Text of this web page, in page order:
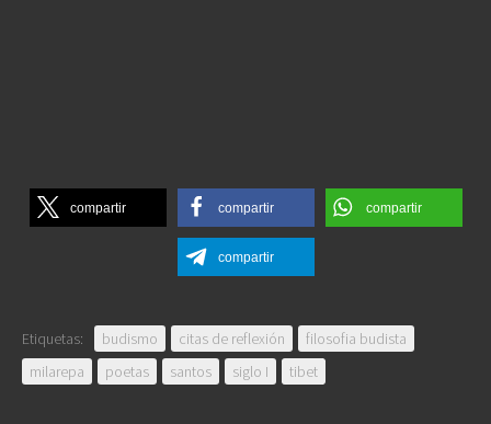
compartir compartir compartir
compartir
Etiquetas: budismo citas de reflexión
filosofia budista
milarepa
poetas santos siglo I tibet